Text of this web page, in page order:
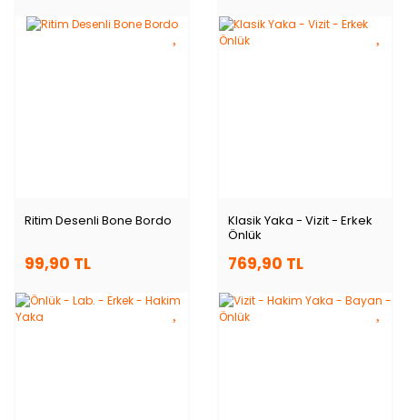
Ritim Desenli Bone Bordo
99,90 TL
Klasik Yaka - Vizit - Erkek
Önlük
769,90 TL